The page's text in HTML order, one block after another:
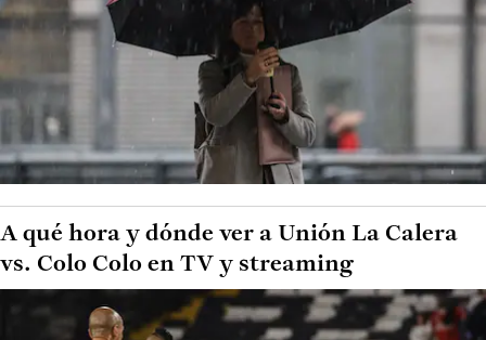
A qué hora y dónde ver a Unión La Calera
vs. Colo Colo en TV y streaming